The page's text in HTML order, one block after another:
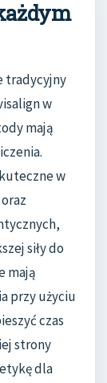
tradycyjny
w
mają
w
siły do
mają
przy użyciu
czas
strony
dla